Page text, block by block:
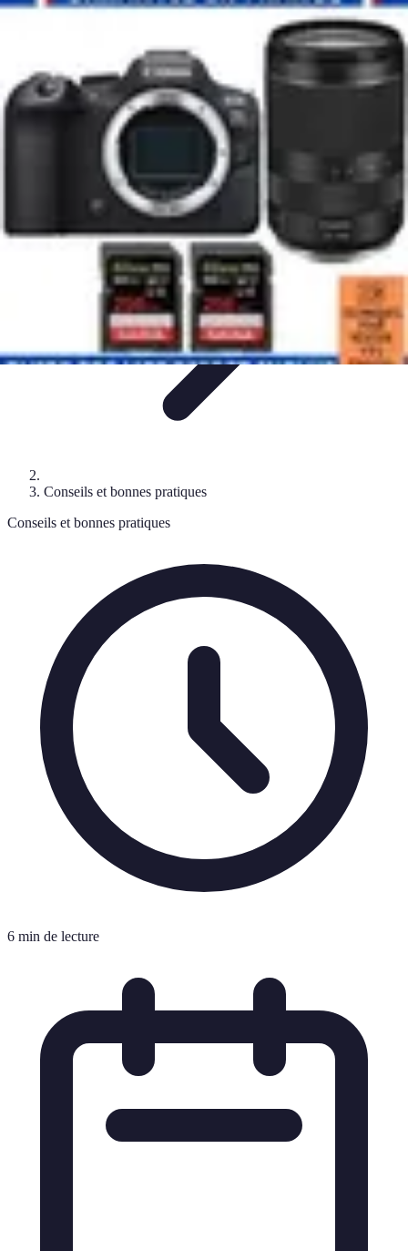
Connectivité Pro
Stratégies de ConnectivitéTechnologies de
Optimisation de la Connectivité Optimisation de la
Connectivité Pro
Conseils et bonnes pratiques
Conseils et bonnes pratiques
6 min de lecture